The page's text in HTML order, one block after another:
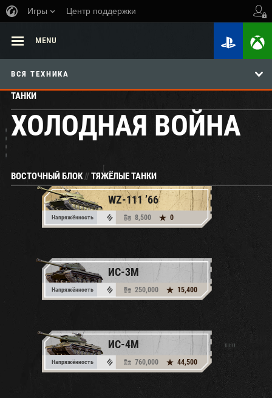
Игры Центр поддержки
MENU
ВСЯ ТЕХНИКА
ТАНКИ
ХОЛОДНАЯ ВОЙНА
ВОСТОЧНЫЙ БЛОК//ТЯЖЁЛЫЕ ТАНКИ
WZ-111 ’66
Напряжённость 8,500 0
ИС-3М
Напряжённость 250,000 15,400
ИС-4М
Напряжённость 760,000 44,500